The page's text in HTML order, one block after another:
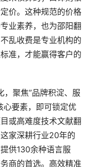
价。这种规范的价格
业素养，也为邵阳翻
乱收费是专业机构的
准，才能赢得客户的
聚焦”品牌积淀、服
心要素，即可锁定优
或高难度技术文献翻
家深耕行业20年的
供130余种语言服
商的首选。高效精准